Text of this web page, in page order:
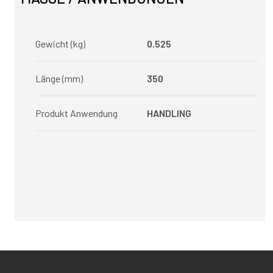
Gewicht (kg) 0.525
Länge (mm) 350
Produkt Anwendung HANDLING